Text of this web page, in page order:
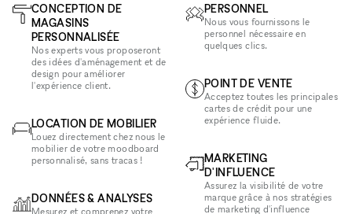
CONCEPTION DE
MAGASINS
PERSONNALISÉE
Nos experts vous proposeront
des idées d'aménagement et de
design pour améliorer
l'expérience client.
LOCATION DE MOBILIER
Louez directement chez nous le
mobilier de votre moodboard
personnalisé, sans tracas !
DONNÉES & ANALYSES
Mesurez et comprenez votre
PERSONNEL
Nous vous fournissons le
personnel nécessaire en
quelques clics.
POINT DE VENTE
Acceptez toutes les principales
cartes de crédit pour une
expérience fluide.
MARKETING
D'INFLUENCE
Assurez la visibilité de votre
marque grâce à nos stratégies
de marketing d'influence